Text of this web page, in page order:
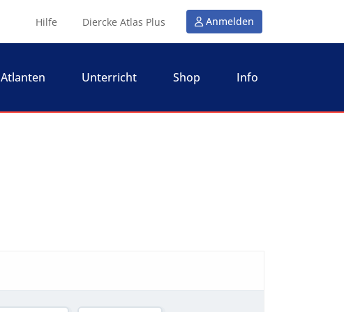
Hilfe Diercke Atlas Plus Anmelden
Atlanten Unterricht Shop Info